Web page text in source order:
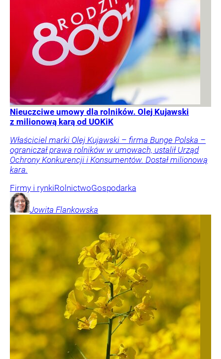
Nieuczciwe umowy dla rolników. Olej Kujawski
z milionową karą od UOKiK
Właściciel marki Olej Kujawski – firma Bunge Polska –
ograniczał prawa rolników w umowach, ustalił Urząd
Ochrony Konkurencji i Konsumentów. Dostał milionową
kara.
Firmy i rynkiRolnictwoGospodarka
Jowita Flankowska